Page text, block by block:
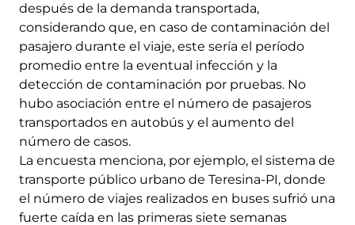
después de la demanda transportada,
considerando que, en caso de contaminación del
pasajero durante el viaje, este sería el período
promedio entre la eventual infección y la
detección de contaminación por pruebas. No
hubo asociación entre el número de pasajeros
transportados en autobús y el aumento del
número de casos.
La encuesta menciona, por ejemplo, el sistema de
transporte público urbano de Teresina-PI, donde
el número de viajes realizados en buses sufrió una
fuerte caída en las primeras siete semanas